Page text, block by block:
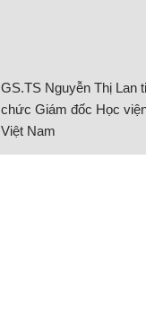
GS.TS Nguyễn Thị Lan
chức Giám đốc Học
Việt Nam